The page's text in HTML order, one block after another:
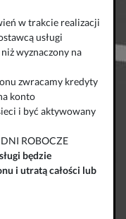
w trakcie realizacji
usługi
wyznaczony na
zwracamy kredyty
konto
i być aktywowany
ROBOCZE
będzie
i utratą całości lub